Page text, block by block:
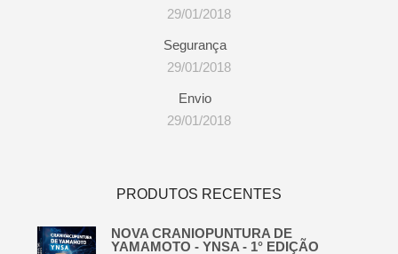
29/01/2018
Segurança
29/01/2018
Envio
29/01/2018
PRODUTOS RECENTES
NOVA CRANIOPUNTURA DE
YAMAMOTO - YNSA - 1° EDIÇÃO